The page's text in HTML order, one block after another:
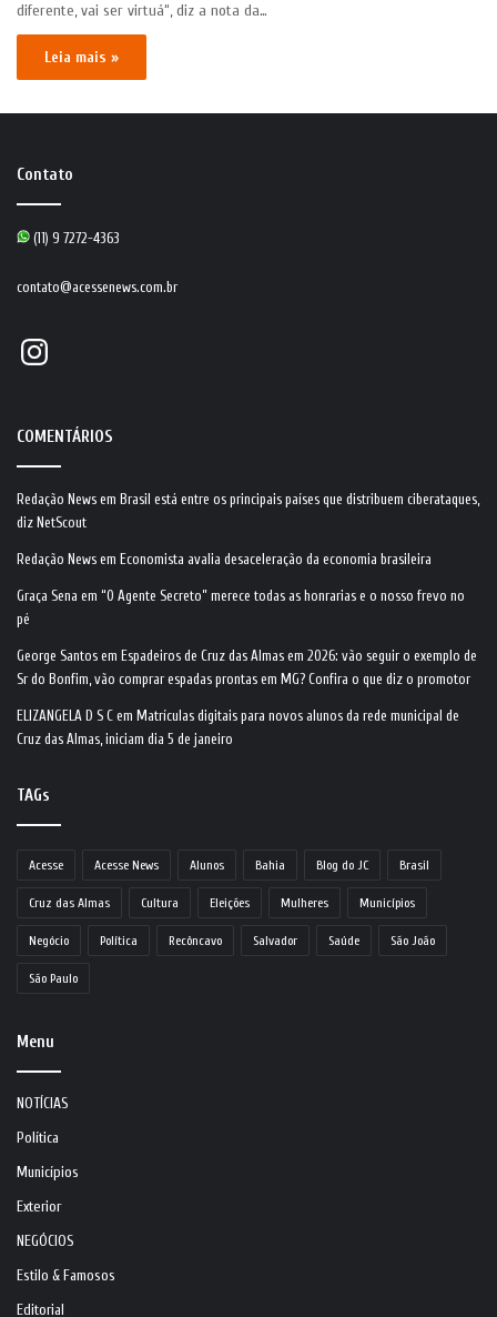
diferente, vai ser virtuá“, diz a nota da…
Leia mais »
Contato
(11) 9 7272-4363
contato@acessenews.com.br
Instagram
COMENTÁRIOS
Redação News em Brasil está entre os principais países que distribuem ciberataques,
diz NetScout
Redação News em Economista avalia desaceleração da economia brasileira
Graça Sena em “O Agente Secreto” merece todas as honrarias e o nosso frevo no
pé
George Santos em Espadeiros de Cruz das Almas em 2026: vão seguir o exemplo de
Sr do Bonfim, vão comprar espadas prontas em MG? Confira o que diz o promotor
ELIZANGELA D S C em Matrículas digitais para novos alunos da rede municipal de
Cruz das Almas, iniciam dia 5 de janeiro
TAGs
Acesse Acesse News Alunos Bahia Blog do JC Brasil
Cruz das Almas Cultura Eleições Mulheres Municípios
Negócio Política Recôncavo Salvador Saúde São João
São Paulo
Menu
NOTÍCIAS
Política
Municípios
Exterior
NEGÓCIOS
Estilo & Famosos
Editorial